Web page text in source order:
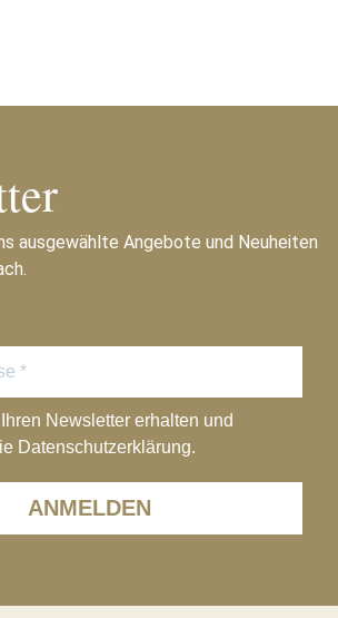
ausgewählte Angebote und Neuheiten
ANMELDEN
Newsletter erhalten und
Datenschutzerklärung.